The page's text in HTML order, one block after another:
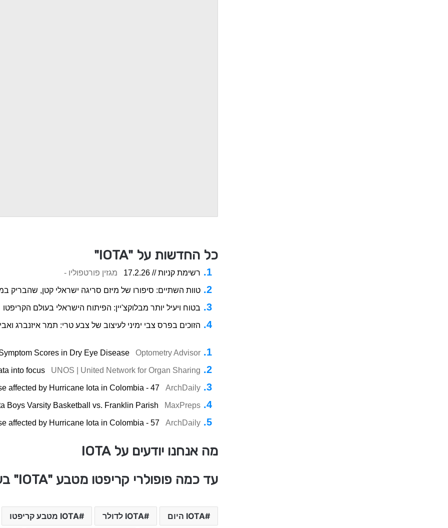
כל החדשות על "IOTA"
רשימת קניות // 17.2.26 מגזין פורטפוליו -
טוות השתיים: סיפורו של מיזם סריגה ישראלי קטן, שהבריק
בטוח ויעיל יותר מבלוקצ'יין: הפיתוח הישראלי בעולם הקריפטו
הזוכים בפרס צבי ימיני לעיצוב של צבע טרי: תמר איזנברג
Scores in Dry Eye Disease Optometry Advisor
into focus UNOS | United Network for Organ Sharing
affected by Hurricane Iota in Colombia - 47 ArchDaily
Boys Varsity Basketball vs. Franklin Parish MaxPreps
affected by Hurricane Iota in Colombia - 57 ArchDaily
מה אנחנו יודעים על IOTA
עד כמה פופולרי קריפטו מטבע "IOTA" בעולם
IOTA היום IOTA לדולר IOTA מטבע קריפטו